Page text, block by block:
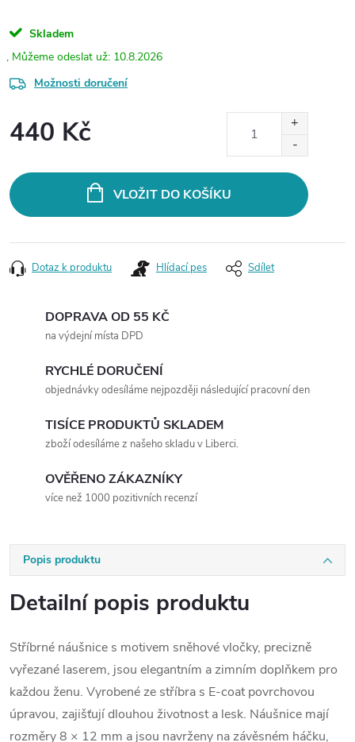
Skladem
10.8.2026
Možnosti doručení
440 Kč
VLOŽIT DO KOŠÍKU
Dotaz k produktu Hlídací pes Sdílet
DOPRAVA OD 55 KČ
na výdejní místa DPD
RYCHLÉ DORUČENÍ
objednávky odesíláme nejpozději následující pracovní den
TISÍCE PRODUKTŮ SKLADEM
zboží odesíláme z našeho skladu v Liberci.
OVĚŘENO ZÁKAZNÍKY
více než 1000 pozitivních recenzí
Popis produktu
Detailní popis produktu
Stříbrné náušnice s motivem sněhové vločky, precizně
vyřezané laserem, jsou elegantním a zimním doplňkem pro
každou ženu. Vyrobené ze stříbra s E-coat povrchovou
úpravou, zajišťují dlouhou životnost a lesk. Náušnice mají
rozměry 8 × 12 mm a jsou navrženy na závěsném háčku,